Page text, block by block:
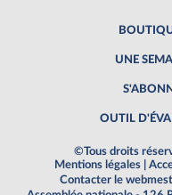
UNE
OUTIL
©Tous droits
Mentions légales
Contacter le